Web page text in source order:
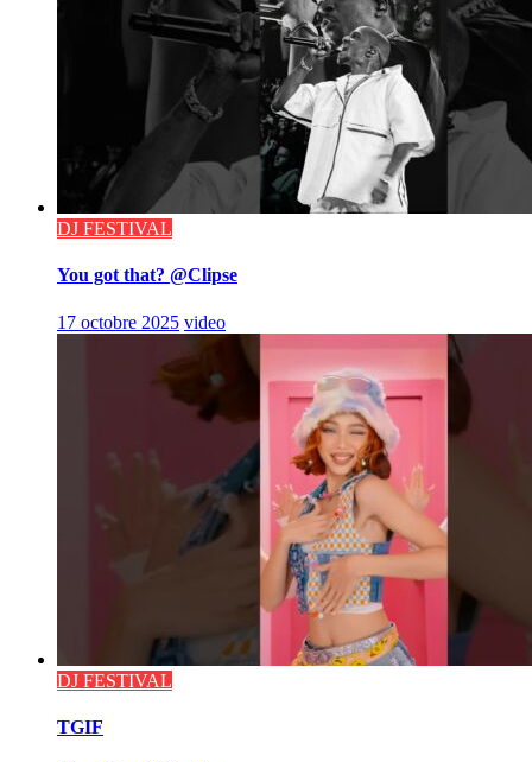
DJ FESTIVAL
You got that? @Clipse
17 octobre 2025 video
DJ FESTIVAL
TGIF